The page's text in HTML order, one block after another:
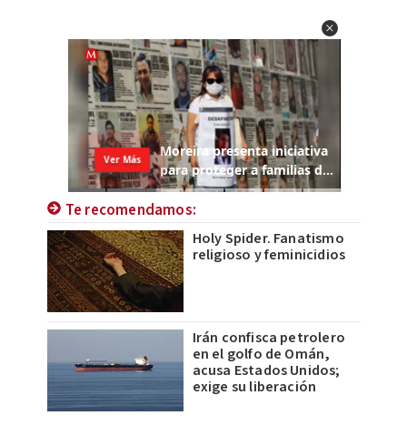
Te recomendamos:
Holy Spider. Fanatismo
religioso y feminicidios
Irán confisca petrolero
en el golfo de Omán,
acusa Estados Unidos;
exige su liberación